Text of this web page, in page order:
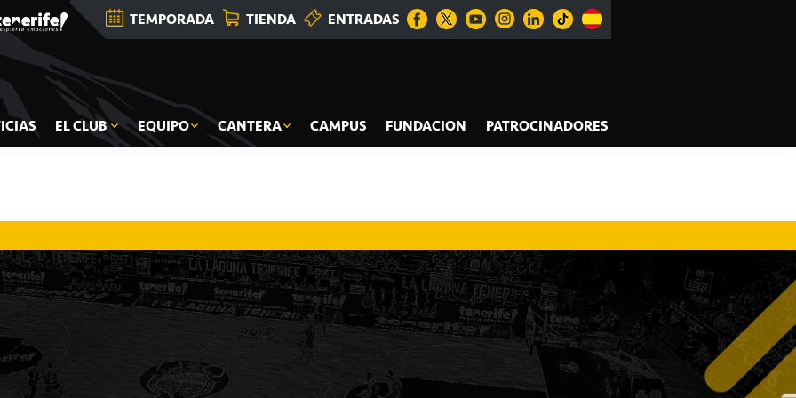
TEMPORADA TIENDA ENTRADAS
EL CLUB EQUIPO CANTERA CAMPUS FUNDACION
PATROCINADORES